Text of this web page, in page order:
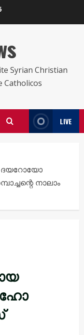
Syrian Christian
Catholicos
LIVE
ദയറോയോ
നാലാം